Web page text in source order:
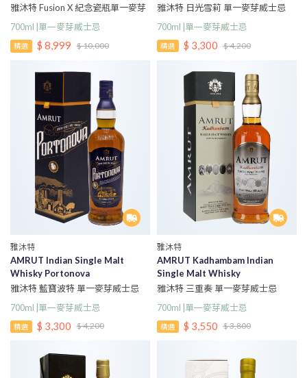
雅沐特 Fusion X 紀念瓷瓶單一麥芽
700ml |單一麥芽威士忌
精選 $ 8,999 $ 10,000
雅沐特 日光雪莉 單一麥芽威士忌
700ml |單一麥芽威士忌
精選 $ 3,300 $ 4,200
雅沐特
AMRUT Indian Single Malt
Whisky Portonova
雅沐特 藍寶波特 單一麥芽威士忌
700ml |單一麥芽威士忌
精選 $ 3,300 $ 4,200
雅沐特
AMRUT Kadhambam Indian
Single Malt Whisky
雅沐特 三重奏 單一麥芽威士忌
700ml |單一麥芽威士忌
精選 $ 3,550 $ 3,800